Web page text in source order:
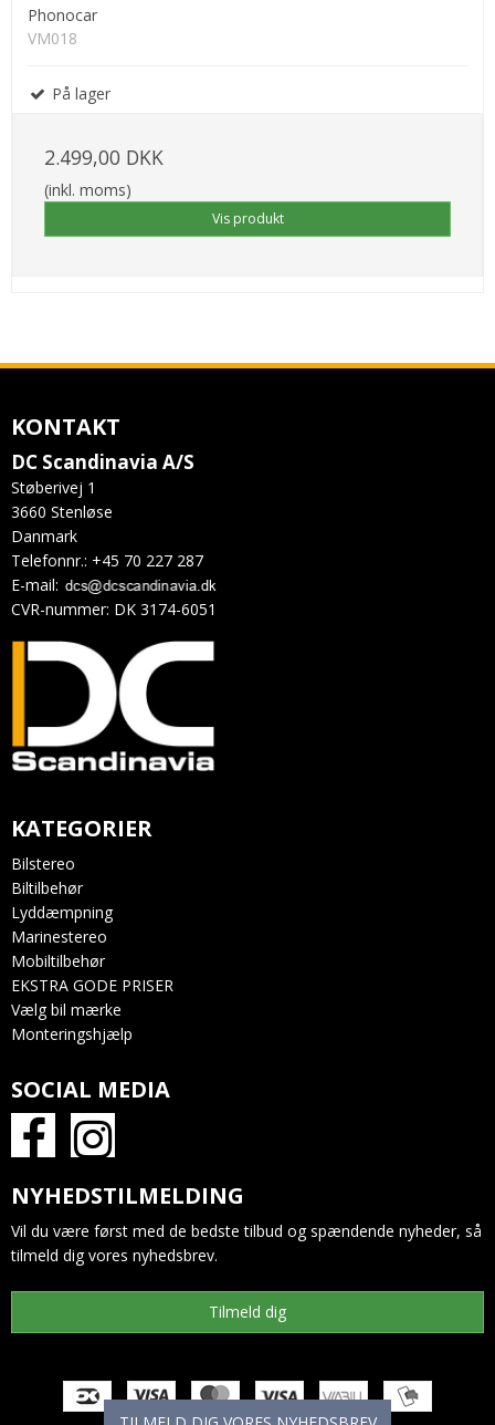
Phonocar
VM018
På lager
2.499,00 DKK
(inkl. moms)
Vis produkt
KONTAKT
DC Scandinavia A/S
Støberivej 1
3660 Stenløse
Danmark
Telefonnr.: +45 70 227 287
E-mail:
CVR-nummer: DK 3174-6051
KATEGORIER
Bilstereo
Biltilbehør
Lyddæmpning
Marinestereo
Mobiltilbehør
EKSTRA GODE PRISER
Vælg bil mærke
Monteringshjælp
SOCIAL MEDIA
NYHEDSTILMELDING
Vil du være først med de bedste tilbud og spændende nyheder, så
tilmeld dig vores nyhedsbrev.
Tilmeld dig